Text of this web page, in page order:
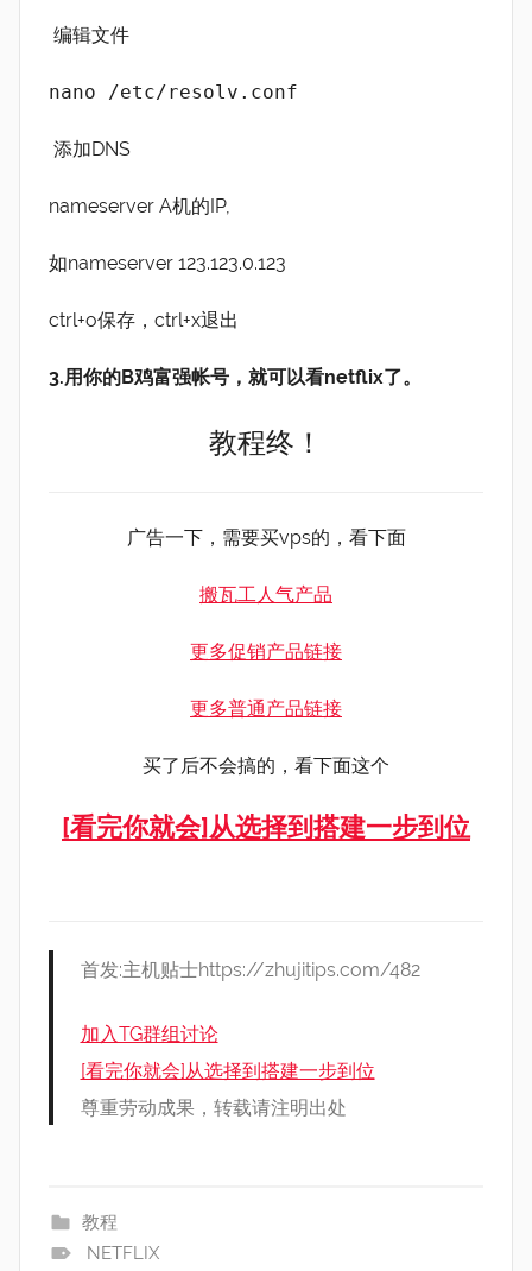
编辑文件
nano /etc/resolv.conf
添加DNS
nameserver A机的IP,
如nameserver 123.123.0.123
ctrl+o保存，ctrl+x退出
3.用你的B鸡富强帐号，就可以看netflix了。
教程终！
广告一下，需要买vps的，看下面
搬瓦工人气产品
更多促销产品链接
更多普通产品链接
买了后不会搞的，看下面这个
[看完你就会]从选择到搭建一步到位
首发:主机贴士https://zhujitips.com/482
加入TG群组讨论
[看完你就会]从选择到搭建一步到位
尊重劳动成果，转载请注明出处
教程
NETFLIX